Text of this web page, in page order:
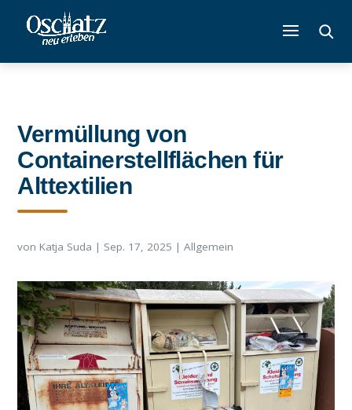
Vermüllung von
Containerstellflächen für
Alttextilien
von Katja Suda | Sep. 17, 2025 |Allgemein